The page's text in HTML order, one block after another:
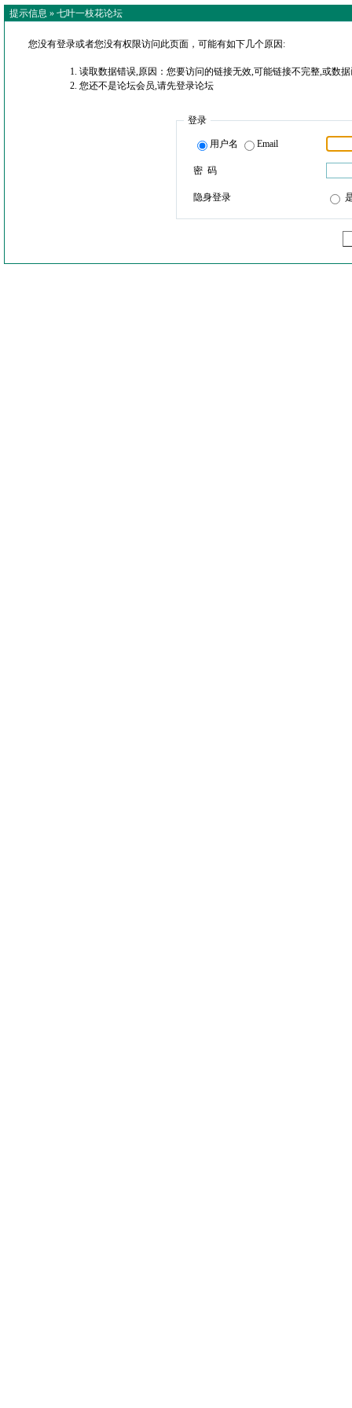
提示信息 » 七叶一枝花论坛
您没有登录或者您没有权限访问此页面，可能有如下几个原因:
读取数据错误,原因：您要访问的链接无效,可能链接不完整,或数
您还不是论坛会员,请先登录论坛
登录
用户名 Email
密 码
隐身登录